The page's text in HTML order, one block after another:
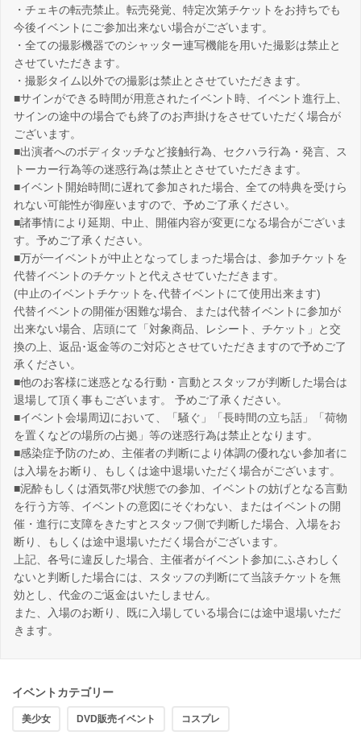
・チェキの転売禁止。転売発覚、特定次第チケットをお持ちでも
今後イベントにご参加出来ない場合がございます。
・全ての撮影機器でのシャッター連写機能を用いた撮影は禁止と
させていただきます。
・撮影タイム以外での撮影は禁止とさせていただきます。
■サインができる時間が用意されたイベント時、イベント進行上、
サインの途中の場合でも終了のお声掛けをさせていただく場合が
ございます。
■出演者へのボディタッチなど接触行為、セクハラ行為・発言、ス
トーカー行為等の迷惑行為は禁止とさせていただきます。
■イベント開始時間に遅れて参加された場合、全ての特典を受けら
れない可能性が御座いますので、予めご了承ください。
■諸事情により延期、中止、開催内容が変更になる場合がございま
す。予めご了承ください。
■万が一イベントが中止となってしまった場合は、参加チケットを
代替イベントのチケットと代えさせていただきます。
(中止のイベントチケットを､代替イベントにて使用出来ます)
代替イベントの開催が困難な場合、または代替イベントに参加が
出来ない場合、店頭にて「対象商品、レシート、チケット」と交
換の上、返品･返金等のご対応とさせていただきますので予めご了
承ください。
■他のお客様に迷惑となる行動・言動とスタッフが判断した場合は
退場して頂く事もございます。 予めご了承ください。
■イベント会場周辺において、「騒ぐ」「長時間の立ち話」「荷物
を置くなどの場所の占拠」等の迷惑行為は禁止となります。
■感染症予防のため、主催者の判断により体調の優れない参加者に
は入場をお断り、もしくは途中退場いただく場合がございます。
■泥酔もしくは酒気帯び状態での参加、イベントの妨げとなる言動
を行う方等、イベントの意図にそぐわない、またはイベントの開
催・進行に支障をきたすとスタッフ側で判断した場合、入場をお
断り、もしくは途中退場いただく場合がございます。
上記、各号に違反した場合、主催者がイベント参加にふさわしく
ないと判断した場合には、スタッフの判断にて当該チケットを無
効とし、代金のご返金はいたしません。
また、入場のお断り、既に入場している場合には途中退場いただ
きます。
イベントカテゴリー
美少女 DVD販売イベント コスプレ